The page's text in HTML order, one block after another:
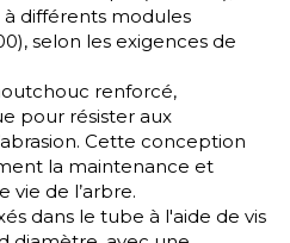
différents modules
selon les exigences de
renforcé,
pour résister aux
Cette conception
la maintenance et
vie de l’arbre.
dans le tube à l'aide de vis